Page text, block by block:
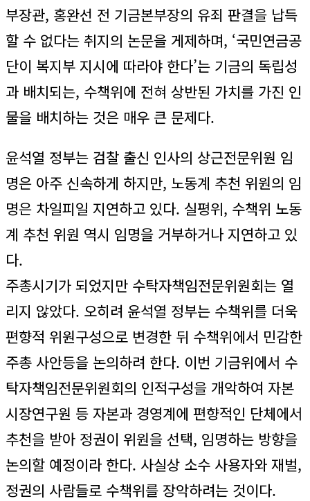
부장관, 홍완선 전 기금본부장의 유죄 판결을 납득
할 수 없다는 취지의 논문을 게제하며, ‘국민연금공
단이 복지부 지시에 따라야 한다’는 기금의 독립성
과 배치되는, 수책위에 전혀 상반된 가치를 가진 인
물을 배치하는 것은 매우 큰 문제다.
윤석열 정부는 검찰 출신 인사의 상근전문위원 임
명은 아주 신속하게 하지만, 노동계 추천 위원의 임
명은 차일피일 지연하고 있다. 실평위, 수책위 노동
계 추천 위원 역시 임명을 거부하거나 지연하고 있
다.
주총시기가 되었지만 수탁자책임전문위원회는 열
리지 않았다. 오히려 윤석열 정부는 수책위를 더욱
편향적 위원구성으로 변경한 뒤 수책위에서 민감한
주총 사안등을 논의하려 한다. 이번 기금위에서 수
탁자책임전문위원회의 인적구성을 개악하여 자본
시장연구원 등 자본과 경영계에 편향적인 단체에서
추천을 받아 정권이 위원을 선택, 임명하는 방향을
논의할 예정이라 한다. 사실상 소수 사용자와 재벌,
정권의 사람들로 수책위를 장악하려는 것이다.